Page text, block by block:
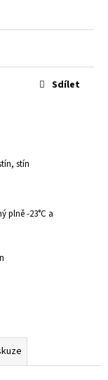
stín
plně -23°C a
Sdílet